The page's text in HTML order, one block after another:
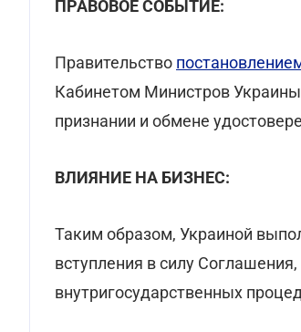
ПРАВОВОЕ СОБЫТИЕ:
Правительство
Кабинетом Министров
признании и обмене
ВЛИЯНИЕ НА БИЗНЕС:
Таким образом, Украиной
вступления в силу
внутригосударственных